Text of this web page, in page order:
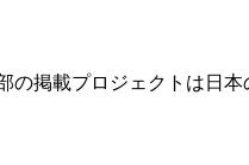
掲載プロジェクトは日